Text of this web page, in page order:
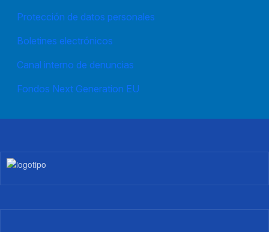
Protección de datos personales
Boletines electrónicos
Canal interno de denuncias
Fondos Next Generation EU
Imagen